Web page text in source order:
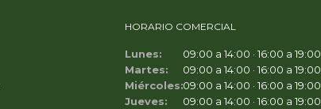
HORARIO COMERCIAL
Lunes:
09:00 a 14:00 · 16:00 a 19:00
Martes:
09:00 a 14:00 · 16:00 a 19:00
Miércoles:09:00 a 14:00 · 16:00 a 19:00
Jueves:
09:00 a 14:00 · 16:00 a 19:00